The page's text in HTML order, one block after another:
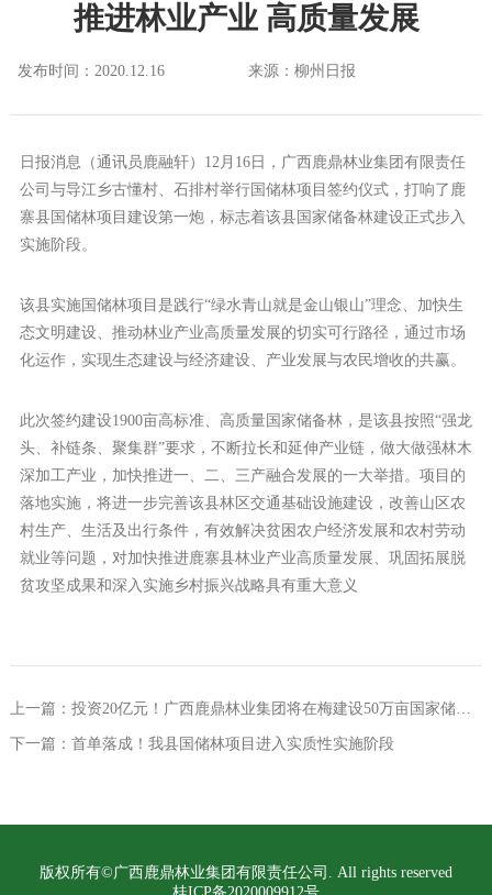
推进林业产业 高质量发展
发布时间：2020.12.16 来源：柳州日报
日报消息（通讯员鹿融轩）12月16日，广西鹿鼎林业集团有限责任
公司与导江乡古懂村、石排村举行国储林项目签约仪式，打响了鹿
寨县国储林项目建设第一炮，标志着该县国家储备林建设正式步入
实施阶段。
该县实施国储林项目是践行“绿水青山就是金山银山”理念、加快生
态文明建设、推动林业产业高质量发展的切实可行路径，通过市场
化运作，实现生态建设与经济建设、产业发展与农民增收的共赢。
此次签约建设1900亩高标准、高质量国家储备林，是该县按照“强龙
头、补链条、聚集群”要求，不断拉长和延伸产业链，做大做强林木
深加工产业，加快推进一、二、三产融合发展的一大举措。项目的
落地实施，将进一步完善该县林区交通基础设施建设，改善山区农
村生产、生活及出行条件，有效解决贫困农户经济发展和农村劳动
就业等问题，对加快推进鹿寨县林业产业高质量发展、巩固拓展脱
贫攻坚成果和深入实施乡村振兴战略具有重大意义
上一篇：投资20亿元！广西鹿鼎林业集团将在梅建设50万亩国家储备林
下一篇：首单落成！我县国储林项目进入实质性实施阶段
版权所有©广西鹿鼎林业集团有限责任公司. All rights reserved